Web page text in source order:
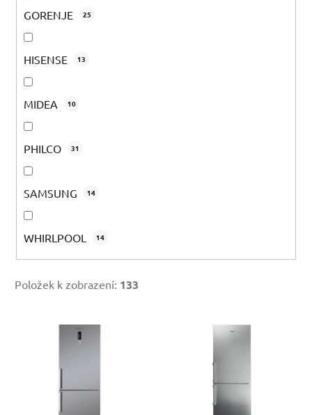
GORENJE 25
HISENSE 13
MIDEA 10
PHILCO 31
SAMSUNG 14
WHIRLPOOL 14
Položek k zobrazení: 133